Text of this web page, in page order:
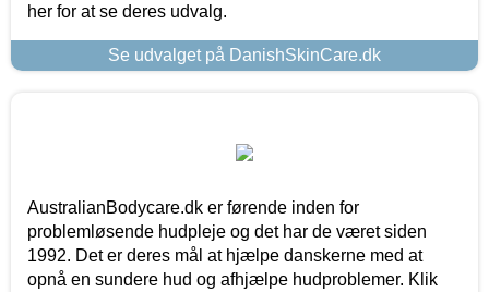
her for at se deres udvalg.
Se udvalget på DanishSkinCare.dk
AustralianBodycare.dk er førende inden for
problemløsende hudpleje og det har de været siden
1992. Det er deres mål at hjælpe danskerne med at
opnå en sundere hud og afhjælpe hudproblemer. Klik